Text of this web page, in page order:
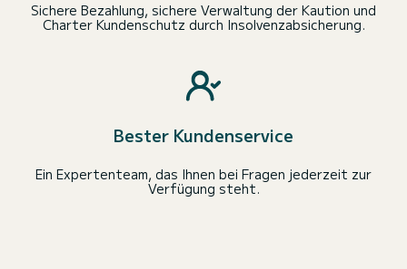
Sichere Bezahlung, sichere Verwaltung der Kaution und
Charter Kundenschutz durch Insolvenzabsicherung.
Bester Kundenservice
Ein Expertenteam, das Ihnen bei Fragen jederzeit zur
Verfügung steht.